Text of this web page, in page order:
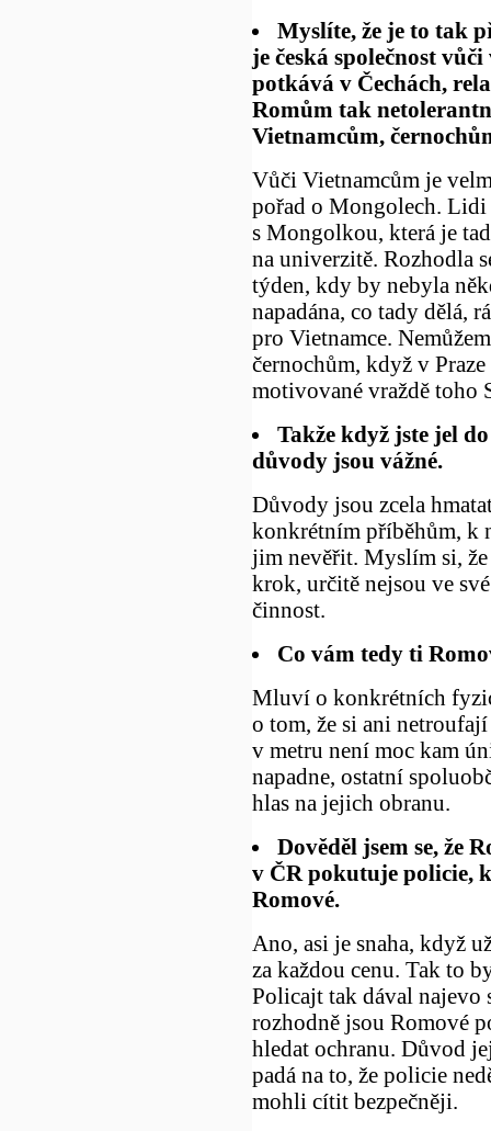
Myslíte, že je to tak
je česká společnost
potkává v Čechách,
Romům tak
Vietnamcům,
Vůči Vietnamcům je
pořad o Mongolech. Lidi
s Mongolkou, která je
na univerzitě. Rozhodla
týden, kdy by nebyla
napadána, co tady dělá,
pro Vietnamce.
černochům, když v
motivované vraždě toho
Takže když jste jel
důvody jsou vážné.
Důvody jsou zcela
konkrétním příběhům, k
jim nevěřit. Myslím si,
krok, určitě nejsou ve
činnost.
Co vám tedy ti
Mluví o konkrétních
o tom, že si ani
v metru není moc kam
napadne, ostatní
hlas na jejich obranu.
Dověděl jsem se, že
v ČR pokutuje policie,
Romové.
Ano, asi je snaha, když
za každou cenu. Tak to
Policajt tak dával najevo
rozhodně jsou Romové
hledat ochranu. Důvod
padá na to, že policie
mohli cítit bezpečněji.